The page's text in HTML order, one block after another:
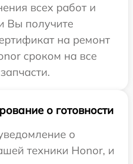
всех работ и
Вы получите
на ремонт
сроком на все
о готовности
о
техники Honor, и